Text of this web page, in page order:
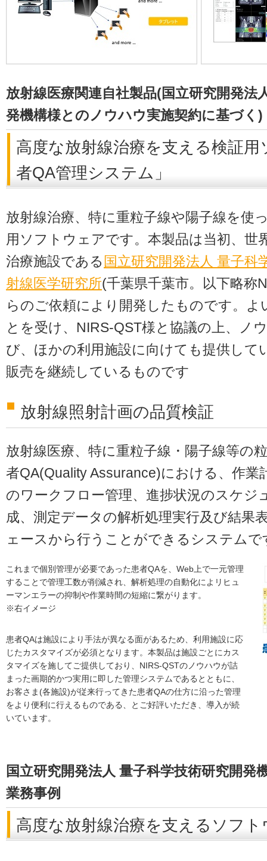
放射線医療関連自社製品(国立研究開発法
発機構様とのノウハウ実施契約に基づく)
高度な放射線治療を支える検証
者QA管理システム」
放射線治療、特に重粒子線や陽子線を使
用ソフトウェアです。本製品は当初、世
治療施設である 国立研究開発法人 量子科
射線医学研究所(千葉県千葉市。以下略称
らのご依頼により開発したものです。
とを受け、NIRS-QST様と協議の上、ノ
び、ほかの利用施設に向けても提供して
販売を継続しているものです
放射線照射計画の品質検証
放射線医療、特に重粒子線・陽子線等の
者QA(Quality Assurance)における、作業
のワークフロー管理、進捗状況のスケジ
成、測定データの解析処理実行及び結果
ェースから行うことができるシステムで
これまで個別管理が必要であった患者QAを、Web上で一元管理
することで管理工数が削減され、解析処理の自動化によリヒュ
ーマンエラーの抑制や作業時間の短縮に繋がります。
※右イメージ
患者QAは施設により手法が異なる面があるため、利用施設に応
じたカスタマイズが必須となります。本製品は施設ごとにカス
タマイズを施してご提供しており、NIRS-QSTのノウハウが詰
まった画期的かつ実用に即した管理システムであるとともに、
お客さま(各施設)が従来行ってきた患者QAの仕方に沿った管理
をより便利に行えるものである、とご好評いただき、導入が続
いています。
国立研究開発法人 量子科学技術研究開
業務事例
高度な放射線治療を支えるソフ